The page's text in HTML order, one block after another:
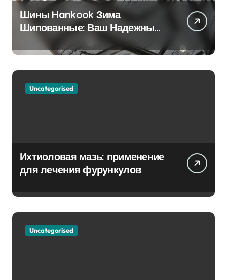
Шины Hankook Зима
Шипованные: Ваш Надежный
Партнёр на Снежных Дорогах
Uncategorised
Ихтиоловая мазь: применение
для лечения фурункулов
Uncategorised